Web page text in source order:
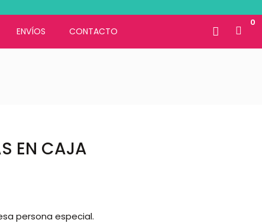
ENVÍOS CONTACTO
0
EN CAJA
persona especial.